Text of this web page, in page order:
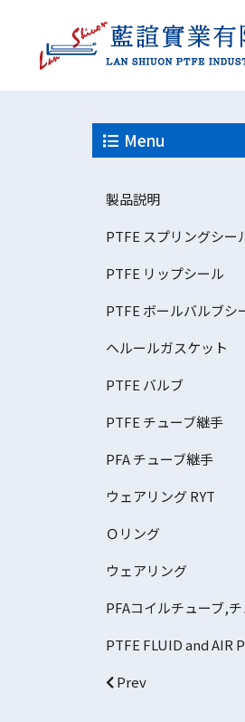
Menu
製品説明
PTFE スプリングシー
PTFE リップシール
PTFE ボールバルブシ
ヘルールガスケット
PTFE バルブ
PTFE チューブ継手
PFA チューブ継手
ウェアリング RYT
Ｏリング
ウェアリング
PFAコイルチューブ,
Prev